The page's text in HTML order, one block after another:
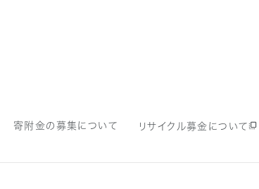
寄附金の募集について リサイクル募金について